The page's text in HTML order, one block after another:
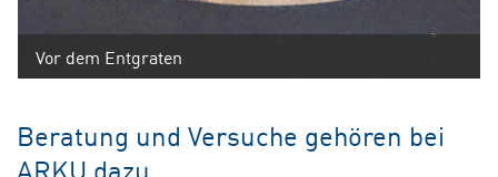
Vor dem Entgraten
Beratung und Versuche gehören bei
ARKU dazu